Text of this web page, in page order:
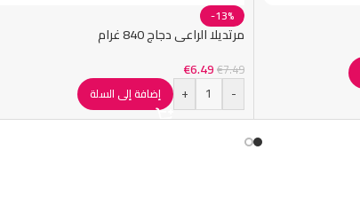
-13%
مرتديلا الراعي دجاج 840 غرام
€7.49
€6.49
-
+ إضافة إلى السلة